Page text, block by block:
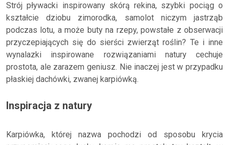
Strój pływacki inspirowany skórą rekina, szybki pociąg o
kształcie dziobu zimorodka, samolot niczym jastrząb
podczas lotu, a może buty na rzepy, powstałe z obserwacji
przyczepiających się do sierści zwierząt roślin? Te i inne
wynalazki inspirowane rozwiązaniami natury cechuje
prostota, ale zarazem geniusz. Nie inaczej jest w przypadku
płaskiej dachówki, zwanej karpiówką.
Inspiracja z natury
Karpiówka, której nazwa pochodzi od sposobu krycia